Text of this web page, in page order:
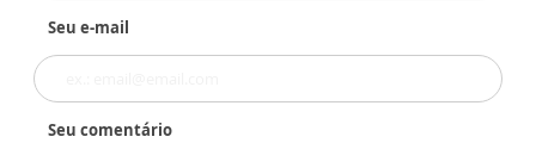
Seu e-mail
Seu comentário